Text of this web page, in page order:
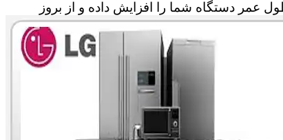
عمر دستگاه شما را افزایش داده و از بروز